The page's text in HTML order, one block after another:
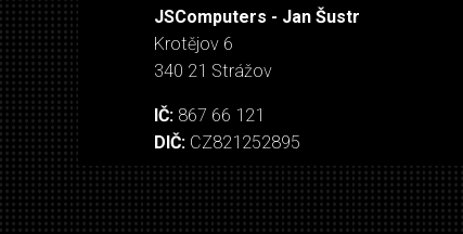
JSComputers - Jan Šustr
Krotějov 6
340 21 Strážov
IČ: 867 66 121
DIČ: CZ821252895